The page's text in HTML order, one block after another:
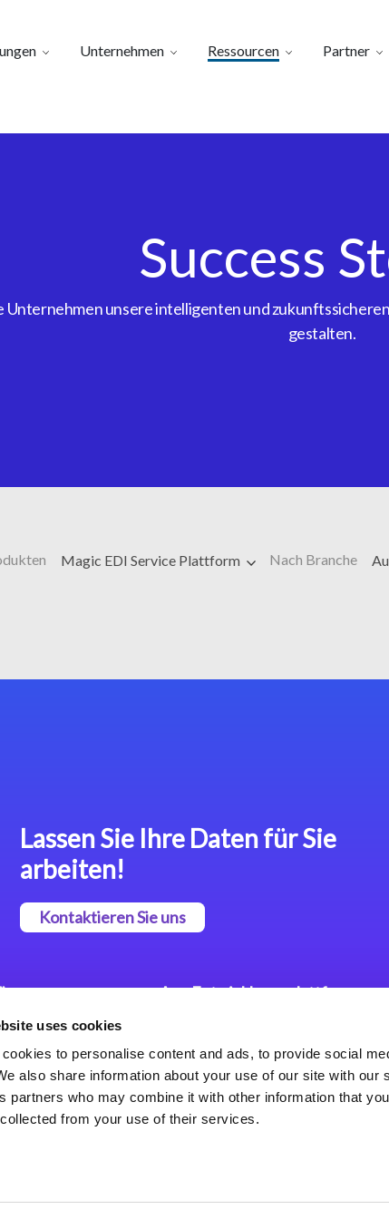
uses cookies
to personalise content and ads, to provide social
also share information about your use of our site with our
partners who may combine it with other information that
collected from your use of their services.
Unternehmen Ressourcen Partner
Success
Unternehmen unsere intelligenten und
gestalten.
Magic EDI Service Plattform Nach Branche
Lassen Sie Ihre Daten für Sie
arbeiten!
Kontaktieren Sie uns
App Entwicklungsplattform
Plattform
Magic xpa Web Application
Framework